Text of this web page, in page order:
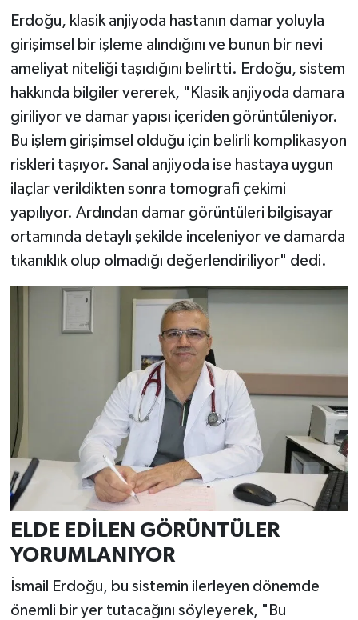
Erdoğu, klasik anjiyoda hastanın damar yoluyla
girişimsel bir işleme alındığını ve bunun bir nevi
ameliyat niteliği taşıdığını belirtti. Erdoğu, sistem
hakkında bilgiler vererek, "Klasik anjiyoda damara
giriliyor ve damar yapısı içeriden görüntüleniyor.
Bu işlem girişimsel olduğu için belirli komplikasyon
riskleri taşıyor. Sanal anjiyoda ise hastaya uygun
ilaçlar verildikten sonra tomografi çekimi
yapılıyor. Ardından damar görüntüleri bilgisayar
ortamında detaylı şekilde inceleniyor ve damarda
tıkanıklık olup olmadığı değerlendiriliyor" dedi.
ELDE EDİLEN GÖRÜNTÜLER
YORUMLANIYOR
İsmail Erdoğu, bu sistemin ilerleyen dönemde
önemli bir yer tutacağını söyleyerek, "Bu